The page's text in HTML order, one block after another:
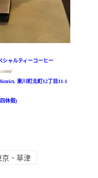
シャルティーコーヒー
東川町北町12丁目11-1
休假)
、草津